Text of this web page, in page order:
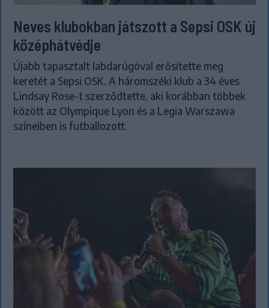
Neves klubokban játszott a Sepsi OSK új
középhátvédje
Újabb tapasztalt labdarúgóval erősítette meg
keretét a Sepsi OSK. A háromszéki klub a 34 éves
Lindsay Rose-t szerződtette, aki korábban többek
között az Olympique Lyon és a Legia Warszawa
színeiben is futballozott.